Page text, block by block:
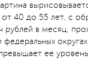
от 40 до 55 лет, с
рублей в месяц,
федеральных
ее